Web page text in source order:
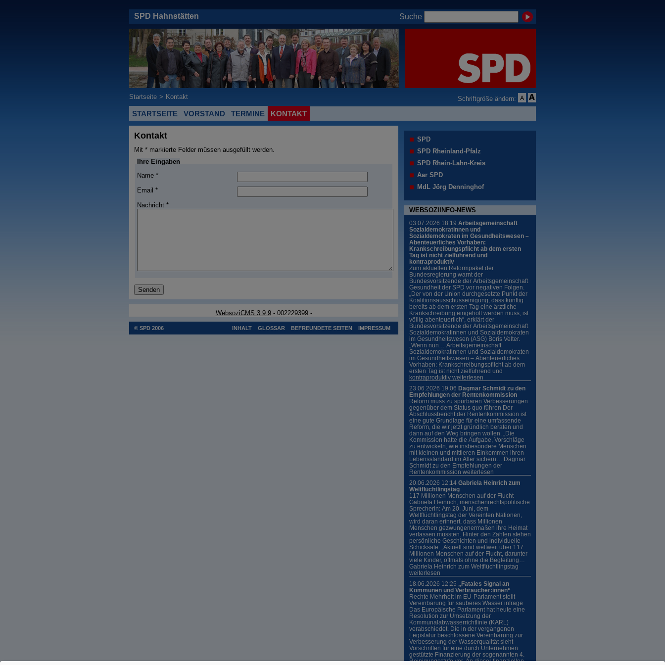
SPD Hahnstätten Suche
Startseite > Kontakt Schriftgröße ändern:
STARTSEITE VORSTAND TERMINE KONTAKT
Kontakt
Mit * markierte Felder müssen ausgefüllt werden.
Ihre Eingaben
Name *
Email *
Nachricht *
WebsoziCMS 3.9.9 - 002229399 -
© SPD 2006 INHALT GLOSSAR BEFREUNDETE SEITEN IMPRESSUM
SPD
SPD Rheinland-Pfalz
SPD Rhein-Lahn-Kreis
Aar SPD
MdL Jörg Denninghof
WEBSOZIINFO-NEWS
03.07.2026 18:19 Arbeitsgemeinschaft
Sozialdemokratinnen und
Sozialdemokraten im Gesundheitswesen –
Abenteuerliches Vorhaben:
Krankschreibungspflicht ab dem ersten
Tag ist nicht zielführend und
kontraproduktiv
Zum aktuellen Reformpaket der
Bundesregierung warnt der
Bundesvorsitzende der Arbeitsgemeinschaft
Gesundheit der SPD vor negativen Folgen.
„Der von der Union durchgesetzte Punkt der
Koalitionsausschusseinigung, dass künftig
bereits ab dem ersten Tag eine ärztliche
Krankschreibung eingeholt werden muss, ist
völlig abenteuerlich“, erklärt der
Bundesvorsitzende der Arbeitsgemeinschaft
Sozialdemokratinnen und Sozialdemokraten
im Gesundheitswesen (ASG) Boris Velter.
„Wenn nun… Arbeitsgemeinschaft
Sozialdemokratinnen und Sozialdemokraten
im Gesundheitswesen – Abenteuerliches
Vorhaben: Krankschreibungspflicht ab dem
ersten Tag ist nicht zielführend und
kontraproduktiv weiterlesen
23.06.2026 19:06 Dagmar Schmidt zu den
Empfehlungen der Rentenkommission
Reform muss zu spürbaren Verbesserungen
gegenüber dem Status quo führen Der
Abschlussbericht der Rentenkommission ist
eine gute Grundlage für eine umfassende
Reform, die wir jetzt gründlich beraten und
dann auf den Weg bringen wollen. „Die
Kommission hatte die Aufgabe, Vorschläge
zu entwickeln, wie insbesondere Menschen
mit kleinen und mittleren Einkommen ihren
Lebensstandard im Alter sichern… Dagmar
Schmidt zu den Empfehlungen der
Rentenkommission weiterlesen
20.06.2026 12:14 Gabriela Heinrich zum
Weltflüchtlingstag
117 Millionen Menschen auf der Flucht
Gabriela Heinrich, menschenrechtspolitische
Sprecherin: Am 20. Juni, dem
Weltflüchtlingstag der Vereinten Nationen,
wird daran erinnert, dass Millionen
Menschen gezwungenermaßen ihre Heimat
verlassen mussten. Hinter den Zahlen stehen
persönliche Geschichten und individuelle
Schicksale. „Aktuell sind weltweit über 117
Millionen Menschen auf der Flucht, darunter
viele Kinder, oftmals ohne die Begleitung…
Gabriela Heinrich zum Weltflüchtlingstag
weiterlesen
18.06.2026 12:25 „Fatales Signal an
Kommunen und Verbraucher:innen“
Rechte Mehrheit im EU-Parlament stellt
Vereinbarung für sauberes Wasser infrage
Das Europäische Parlament hat heute eine
Resolution zur Umsetzung der
Kommunalabwasserrichtlinie (KARL)
verabschiedet. Die in der vergangenen
Legislatur beschlossene Vereinbarung zur
Verbesserung der Wasserqualität sieht
Vorschriften für eine durch Unternehmen
gestützte Finanzierung der sogenannten 4.
Reinigungsstufe vor. An dieser finanziellen